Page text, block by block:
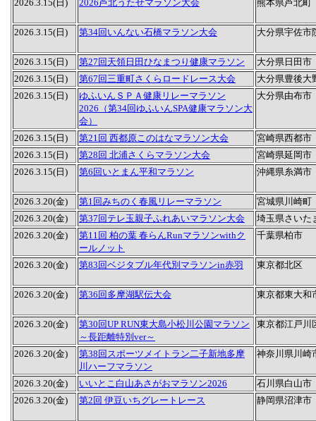
2026.3.15(日) 2026芦北うたせマラソン大会 熊本県芦北町
2026.3.15(日) 第34回いんない石橋マラソン大会 大分県宇佐市
2026.3.15(日) 第27回天領日田ひなまつり健康マラソン
大分県日田市
2026.3.15(日)
第67回三重町さくらロードレース大会
大分県豊後大
2026.3.15(日)
ゆふいんＳＰＡ健康リレーマラソン
2026（第34回ゆふいんSPA健康マラソン大
会）
大分県由布市
2026.3.15(日) 第21回 西都原このはなマラソン大会
宮崎県西都市
2026.3.15(日)
第28回 北浦さくらマラソン大会
宮崎県延岡市
2026.3.15(日)
第6回いとまん平和マラソン 沖縄県糸満市
2026.3.20(金) 第1回みちのく春風リレーマラソン
宮城県川崎町
2026.3.20(金)
第37回テレ玉親子ふれあいマラソン大会
埼玉県さいた
2026.3.20(金)
第11回 柏の葉 春らんRunマラソンwithク
ールノット
千葉県柏市
2026.3.20(金) 第83回ベジタブル年代別マラソンin赤羽 東京都北区
2026.3.20(金) 第36回多摩湖駅伝大会 東京都東大和
2026.3.20(金)
第30回UP RUN東大島小松川公園マラソン
～長距離特別ver～
東京都江戸川
2026.3.20(金)
第38回スポーツメイトラン二子新地多摩
川ハーフマラソン
神奈川県川崎
2026.3.20(金) いいとこ白山あさがおマラソン2026
石川県白山市
2026.3.20(金)
第2回 伊豆いちグレートレース 静岡県沼津市